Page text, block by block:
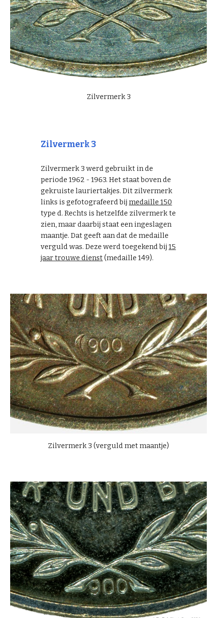
Zilvermerk 3
Zilvermerk 3
Zilvermerk 3 werd gebruikt in de
periode 1962 - 1963. Het staat boven de
gekruiste lauriertakjes. Dit zilvermerk
links is gefotografeerd bijmedaille 150
type d. Rechts is hetzelfde zilvermerk te
zien, maar daarbij staat een ingeslagen
maantje. Dat geeft aan dat de medaille
verguld was. Deze werd toegekend bij15
jaar trouwe dienst(medaille 149).
Zilvermerk 3 (verguld met maantje)